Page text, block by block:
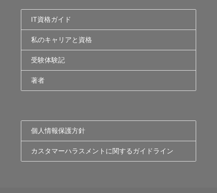
IT資格ガイド
私のキャリアと資格
受験体験記
著者
個人情報保護方針
カスタマーハラスメントに関するガイドライン